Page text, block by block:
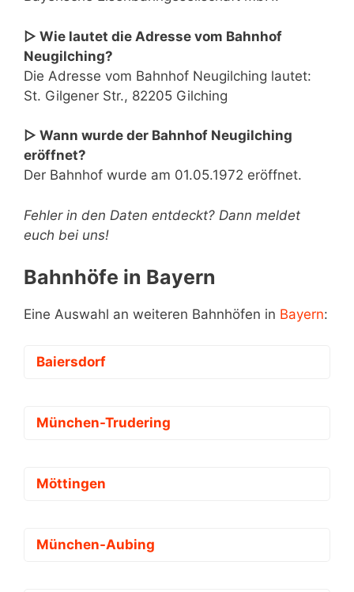
▷ Wie lautet die Adresse vom Bahnhof
Neugilching?
Die Adresse vom Bahnhof Neugilching lautet:
St. Gilgener Str., 82205 Gilching
▷ Wann wurde der Bahnhof Neugilching
eröffnet?
Der Bahnhof wurde am 01.05.1972 eröffnet.
Fehler in den Daten entdeckt? Dann meldet
euch bei uns!
Bahnhöfe in Bayern
Eine Auswahl an weiteren Bahnhöfen in Bayern:
Baiersdorf
München-Trudering
Möttingen
München-Aubing